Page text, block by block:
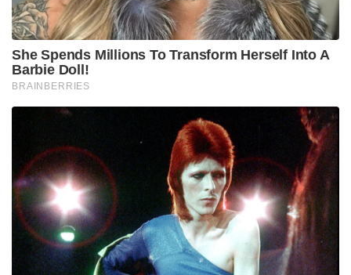
She Spends Millions To Transform Herself Into A
Barbie Doll!
BRAINBERRIES